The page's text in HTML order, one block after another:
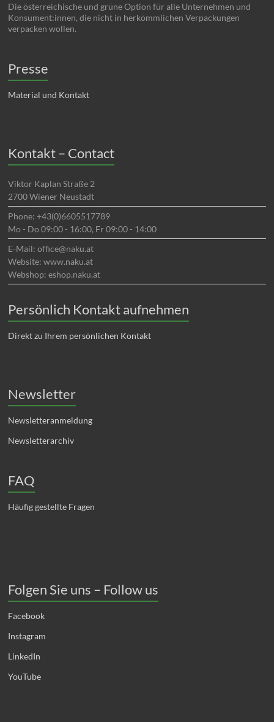
Die österreichische und grüne Option für alle Unternehmen und
Konsument:innen, die nicht in herkömmlichen Verpackungen
verpacken wollen.
Presse
Material und Kontakt
Kontakt – Contact
Viktor Kaplan Straße 2
2700 Wiener Neustadt
Phone: +43(0)6605517789
Mo - Do 09:00 - 16:00, Fr 09:00 - 14:00
E-Mail: office@naku.at
Website: www.naku.at
Webshop: eshop.naku.at
Persönlich Kontakt aufnehmen
Direkt zu Ihrem persönlichen Kontakt
Newsletter
Newsletteranmeldung
Newsletterarchiv
FAQ
Häufig gestellte Fragen
Folgen Sie uns – Follow us
Facebook
Instagram
LinkedIn
YouTube